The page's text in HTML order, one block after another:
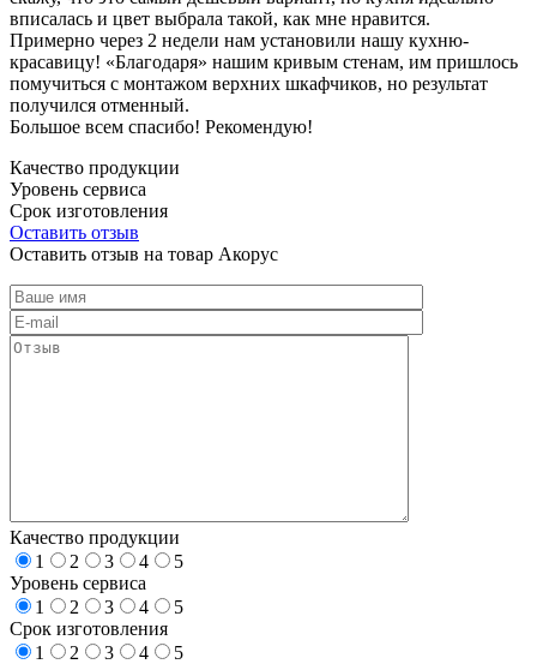
вписалась и цвет выбрала такой, как мне нравится.
Примерно через 2 недели нам установили нашу кухню-
красавицу! «Благодаря» нашим кривым стенам, им пришлось
помучиться с монтажом верхних шкафчиков, но результат
получился отменный.
Большое всем спасибо! Рекомендую!
Качество продукции
Уровень сервиса
Срок изготовления
Оставить отзыв
Оставить отзыв на товар Акорус
Качество продукции
1
2 3 4
5
Уровень сервиса
1
2 3 4
5
Срок изготовления
1
2 3 4
5